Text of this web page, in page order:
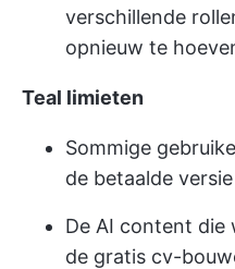
verschillende
opnieuw te
Teal limieten
Sommige
de betaalde
De AI content
de gratis cv-